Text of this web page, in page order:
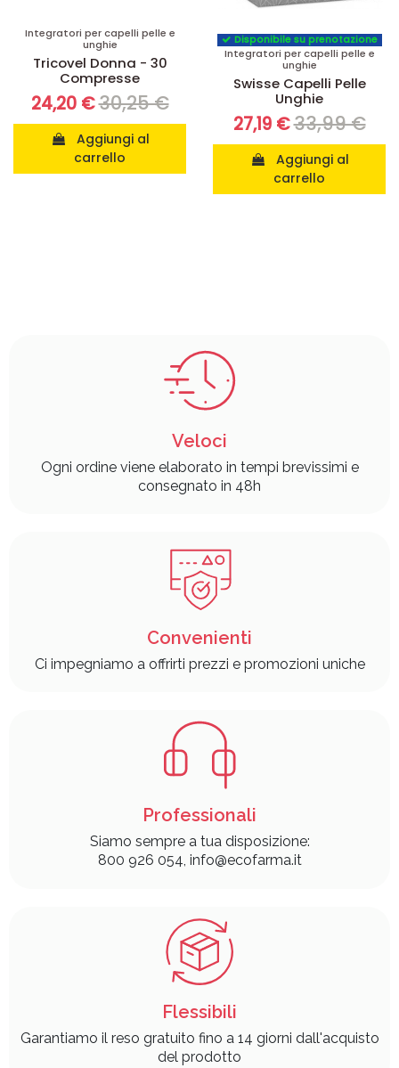
Integratori per capelli pelle e
unghie
Tricovel Donna - 30
Compresse
24,20 €30,25 €
carrello
Disponibile su prenotazione
Integratori per capelli pelle e
unghie
Swisse Capelli Pelle
Unghie
27,19 €33,99 €
carrello
Veloci
Ogni ordine viene elaborato in tempi brevissimi e
consegnato in 48h
Convenienti
Ci impegniamo a offrirti prezzi e promozioni uniche
Professionali
Siamo sempre a tua disposizione:
800 926 054, info@ecofarma.it
Flessibili
Garantiamo il reso gratuito fino a 14 giorni dall'acquisto
del prodotto